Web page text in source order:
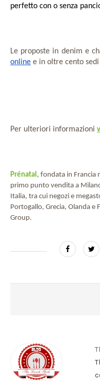
perfetto con o senza
Le proposte in denim e
online e in oltre cento
Per ulteriori informazioni
Prénatal, fondata in Francia
primo punto vendita a
Italia, tra cui negozi e
Portogallo, Grecia, Olanda e
Group.